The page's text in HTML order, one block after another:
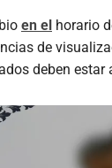
en el horario
de
deben estar